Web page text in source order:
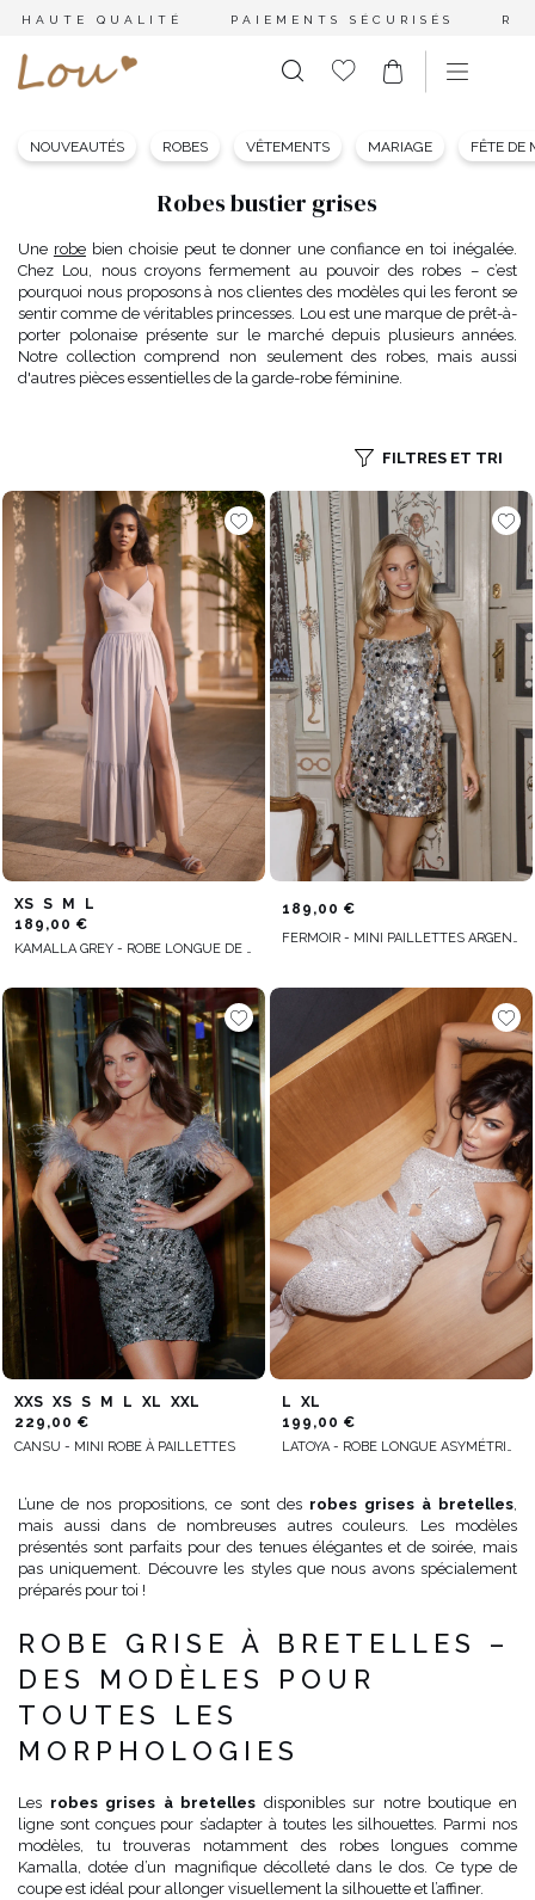
HAUTE QUALITÉ PAIEMENTS SÉCURISÉS
NOUVEAUTÉS ROBES VÊTEMENTS MARIAGE FÊTE DE
Robes bustier grises
Une robebien choisie peut te donner une confiance en toi inégalée.
Chez Lou, nous croyons fermement au pouvoir des robes – c’est
pourquoi nous proposons à nos clientes des modèles qui les feront se
sentir comme de véritables princesses. Lou est une marque de prêt-à-
porter polonaise présente sur le marché depuis plusieurs années.
Notre collection comprend non seulement des robes, mais aussi
d'autres pièces essentielles de la garde-robe féminine.
FILTRES ET TRI
XS S M
L
189,00 €
KAMALLA GREY - ROBE LONGUE DE STYLE NATUREL
189,00 €
FERMOIR - MINI PAILLETTES ARGENTÉES AVEC LIEN AU DOS
XXS XS S M L XL
XXL
229,00 €
CANSU - MINI ROBE À PAILLETTES
L
XL
199,00 €
LATOYA - ROBE LONGUE ASYMÉTRIQUE AVEC PAILLETTES ARGENTÉES
L’une de nos propositions, ce sont des robes grises à bretelles,
mais aussi dans de nombreuses autres couleurs. Les modèles
présentés sont parfaits pour des tenues élégantes et de soirée, mais
pas uniquement. Découvre les styles que nous avons spécialement
préparés pour toi !
ROBE GRISE À BRETELLES –
DES MODÈLES POUR
TOUTES LES
MORPHOLOGIES
Les robes grises à bretelles disponibles sur notre boutique en
ligne sont conçues pour s’adapter à toutes les silhouettes. Parmi nos
modèles, tu trouveras notamment des robes longues comme
Kamalla, dotée d’un magnifique décolleté dans le dos. Ce type de
coupe est idéal pour allonger visuellement la silhouette et l’affiner.